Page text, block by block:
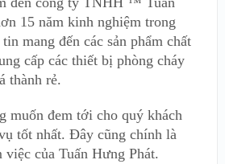
15 năm kinh nghiệm trong
mang đến các sản phẩm chất
cấp các thiết bị phòng cháy
thành rẻ.
muốn đem tới cho quý khách
tốt nhất. Đây cũng chính là
việc của Tuấn Hưng Phát.